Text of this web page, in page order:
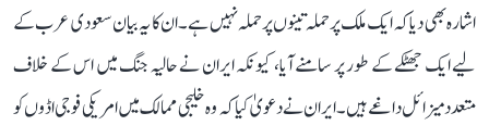
اشارہ بھی دیا کہ ایک ملک پر حملہ تینوں پر حملہ نہیں ہے۔ ان کا یہ بیان سعودی عرب کے
لیے ایک جھٹکے کے طور پر سامنے آیا، کیونکہ ایران نے حالیہ جنگ میں اس کے خلاف
متعدد میزائل داغے ہیں۔ ایران نے دعویٰ کیا کہ وہ خلیجی ممالک میں امریکی فوجی اڈوں کو